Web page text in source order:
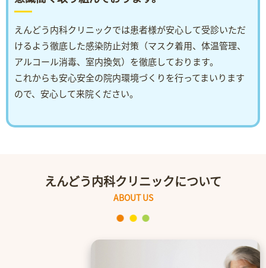
えんどう内科クリニックでは患者様が安心して受診いただ
けるよう徹底した感染防止対策（マスク着用、体温管理、
アルコール消毒、室内換気）を徹底しております。
これからも安心安全の院内環境づくりを行ってまいります
ので、安心して来院ください。
えんどう内科クリニックについて
ABOUT US